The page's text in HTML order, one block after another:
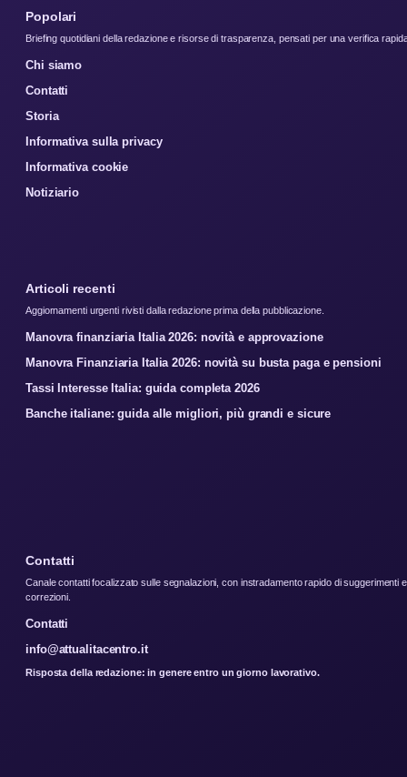
Popolari
Briefing quotidiani della redazione e risorse di trasparenza, pensati per una verifica
Chi siamo
Contatti
Storia
Informativa sulla privacy
Informativa cookie
Notiziario
Articoli recenti
Aggiornamenti urgenti rivisti dalla redazione prima della pubblicazione.
Manovra finanziaria Italia 2026: novità e approvazione
Manovra Finanziaria Italia 2026: novità su busta paga e pensioni
Tassi Interesse Italia: guida completa 2026
Banche italiane: guida alle migliori, più grandi e sicure
Contatti
Canale contatti focalizzato sulle segnalazioni, con instradamento rapido di suggerimenti e
correzioni.
Contatti
info@attualitacentro.it
Risposta della redazione: in genere entro un giorno lavorativo.